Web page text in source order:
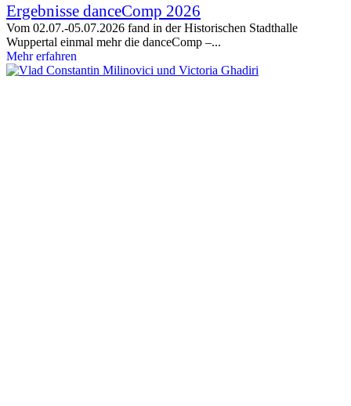
Ergebnisse danceComp 2026
Vom 02.07.-05.07.2026 fand in der Historischen Stadthalle
Wuppertal einmal mehr die danceComp –...
Mehr erfahren